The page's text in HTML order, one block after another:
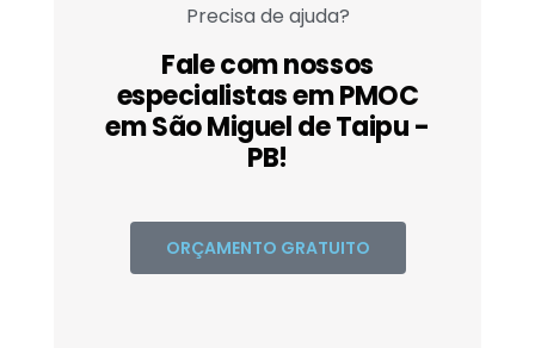
Precisa de ajuda?
Fale com nossos
especialistas em PMOC
em São Miguel de Taipu -
PB!
ORÇAMENTO GRATUITO